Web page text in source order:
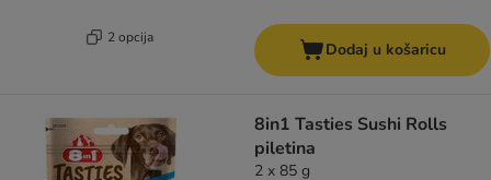
2 opcija
Dodaj u košaricu
8in1 Tasties Sushi Rolls
piletina
2 x 85 g